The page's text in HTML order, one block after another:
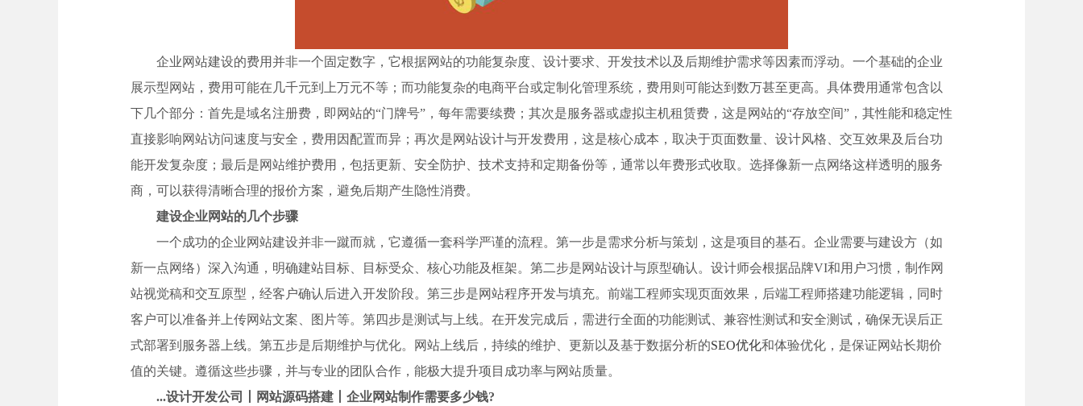
企业网站建设的费用并非一个固定数字，它根据网站的功能复杂度、设计要求、开发技术以及后期维护需求等因素而浮动。一个基础的企业
展示型网站，费用可能在几千元到上万元不等；而功能复杂的电商平台或定制化管理系统，费用则可能达到数万甚至更高。具体费用通常包含以
下几个部分：首先是域名注册费，即网站的“门牌号”，每年需要续费；其次是服务器或虚拟主机租赁费，这是网站的“存放空间”，其性能和稳定性
直接影响网站访问速度与安全，费用因配置而异；再次是网站设计与开发费用，这是核心成本，取决于页面数量、设计风格、交互效果及后台功
能开发复杂度；最后是网站维护费用，包括更新、安全防护、技术支持和定期备份等，通常以年费形式收取。选择像新一点网络这样透明的服务
商，可以获得清晰合理的报价方案，避免后期产生隐性消费。
建设企业网站的几个步骤
一个成功的企业网站建设并非一蹴而就，它遵循一套科学严谨的流程。第一步是需求分析与策划，这是项目的基石。企业需要与建设方（如
新一点网络）深入沟通，明确建站目标、目标受众、核心功能及框架。第二步是网站设计与原型确认。设计师会根据品牌VI和用户习惯，制作网
站视觉稿和交互原型，经客户确认后进入开发阶段。第三步是网站程序开发与填充。前端工程师实现页面效果，后端工程师搭建功能逻辑，同时
客户可以准备并上传网站文案、图片等。第四步是测试与上线。在开发完成后，需进行全面的功能测试、兼容性测试和安全测试，确保无误后正
式部署到服务器上线。第五步是后期维护与优化。网站上线后，持续的维护、更新以及基于数据分析的SEO优化和体验优化，是保证网站长期价
值的关键。遵循这些步骤，并与专业的团队合作，能极大提升项目成功率与网站质量。
...设计开发公司丨网站源码搭建丨企业网站制作需要多少钱?